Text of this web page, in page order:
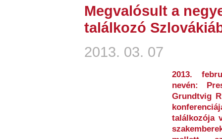
Megvalósult a
találkozó
2013. 03. 07
2013.
nevén:
Grundtvig
találkozója